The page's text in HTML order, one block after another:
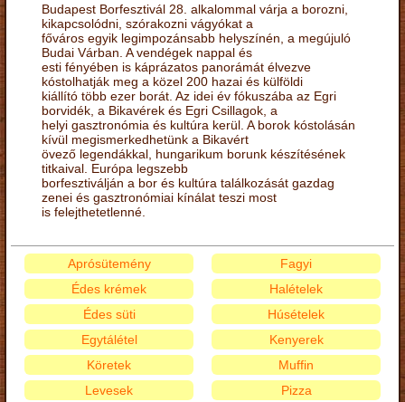
Budapest Borfesztivál 28. alkalommal várja a borozni,
kikapcsolódni, szórakozni vágyókat a
főváros egyik legimpozánsabb helyszínén, a megújuló
Budai Várban. A vendégek nappal és
esti fényében is káprázatos panorámát élvezve
kóstolhatják meg a közel 200 hazai és külföldi
kiállító több ezer borát. Az idei év fókuszába az Egri
borvidék, a Bikavérek és Egri Csillagok, a
helyi gasztronómia és kultúra kerül. A borok kóstolásán
kívül megismerkedhetünk a Bikavért
övező legendákkal, hungarikum borunk készítésének
titkaival. Európa legszebb
borfesztiválján a bor és kultúra találkozását gazdag
zenei és gasztronómiai kínálat teszi most
is felejthetetlenné.
Aprósütemény
Édes krémek
Édes süti
Egytálétel
Fagyi
Halételek
Húsételek
Kenyerek
Köretek
Levesek
Muffin
Pizza